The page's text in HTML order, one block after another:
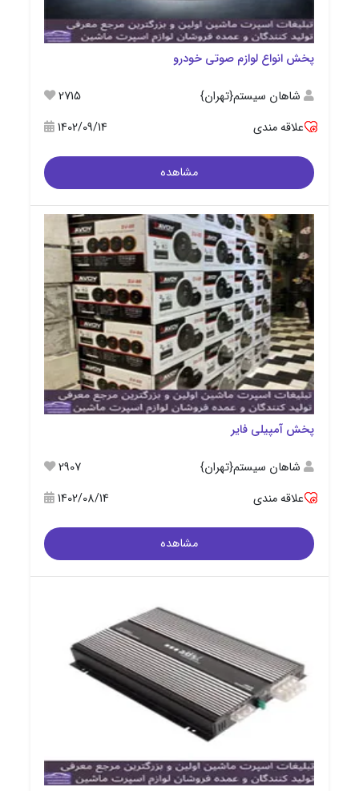
پخش انواع لوازم صوتی خودرو
شاهان سیستم{تهران}
2715
علاقه مندی
1402/09/14
مشاهده
پخش آمپیلی فایر
شاهان سیستم{تهران}
2907
علاقه مندی
1402/08/14
مشاهده